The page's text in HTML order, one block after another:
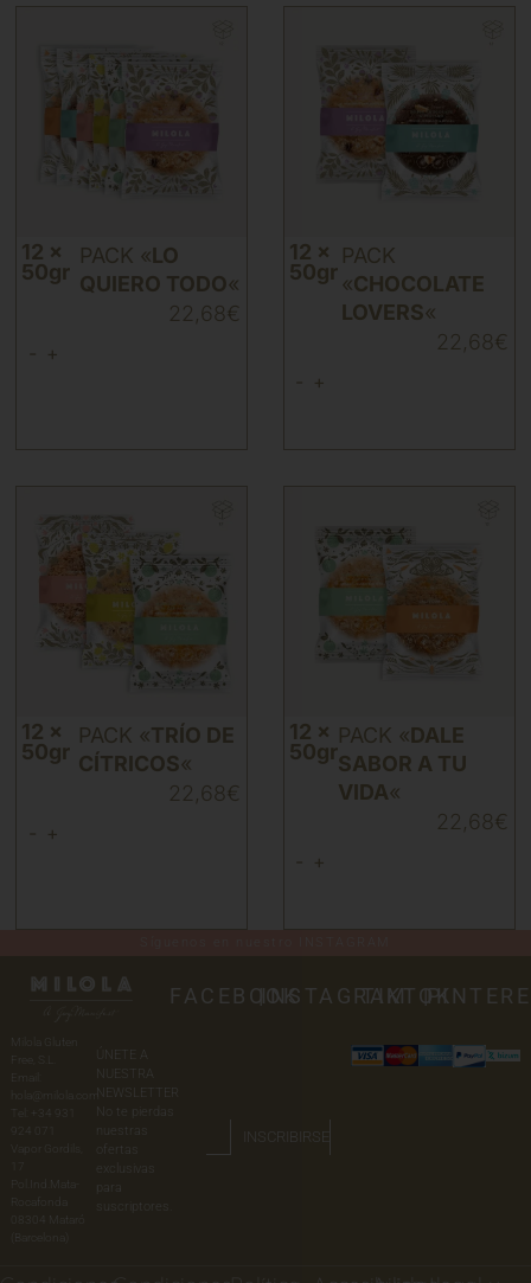
12 x
50gr
PACK «LO
QUIERO TODO«
22,68€
+
12 x
50gr
PACK
«CHOCOLATE
LOVERS«
22,68€
+
12 x
50gr
PACK «TRÍO DE
CÍTRICOS«
22,68€
+
12 x
50gr
PACK «DALE
SABOR A TU
VIDA«
22,68€
+
FACEBOOK
|INSTAGRAM
TIKTOK
|
Milola Gluten
Free, S.L.
Email:
hola@milola.com
Tel: +34 931
924 071
Vapor Gordils,
Pol.Ind.Mata-
Rocafonda
08304 Mataró
(Barcelona)
ÚNETE A
NUESTRA
NEWSLETTER
No te pierdas
nuestras
ofertas
exclusivas
para
suscriptores.
INSCRIBIRSE